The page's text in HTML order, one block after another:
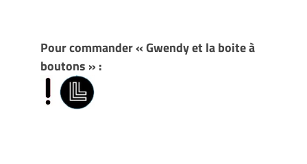
Pour commander « Gwendy et la boite à
boutons » :